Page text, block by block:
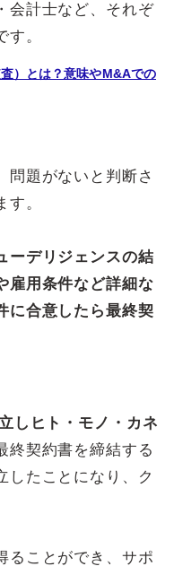
会計士など、それぞ
。
）とは？意味やM&Aでの
問題がないと判断さ
。
ーデリジェンスの結
雇用条件など詳細な
に合意したら最終契
しヒト・モノ・カネ
終契約書を締結する
したことになり、ク
ることができ、サポ